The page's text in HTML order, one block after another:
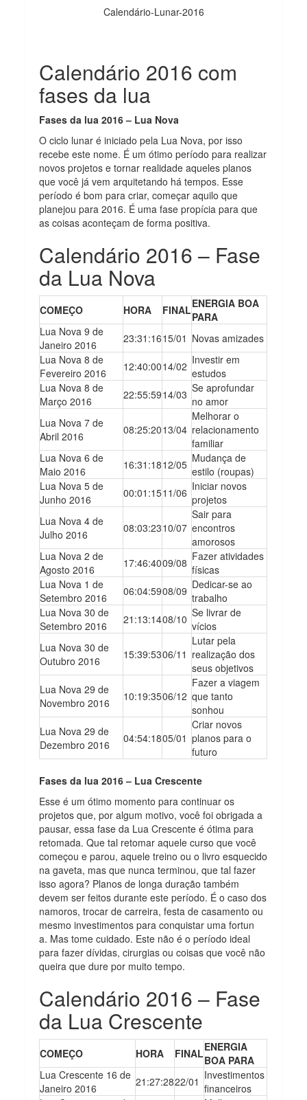
Calendário-Lunar-2016
Calendário 2016 com
fases da lua
Fases da lua 2016 – Lua Nova
O ciclo lunar é iniciado pela Lua Nova, por isso
recebe este nome. É um ótimo período para realizar
novos projetos e tornar realidade aqueles planos
que você já vem arquitetando há tempos. Esse
período é bom para criar, começar aquilo que
planejou para 2016. É uma fase propícia para que
as coisas aconteçam de forma positiva.
Calendário 2016 – Fase
da Lua Nova
COMEÇO HORA FINALENERGIA BOA
PARA
Lua Nova 9 de
Janeiro 2016
23:31:1615/01 Novas amizades
Lua Nova 8 de
Fevereiro 2016
12:40:0014/02 Investir em
estudos
Lua Nova 8 de
Março 2016
22:55:5914/03 Se aprofundar
no amor
Lua Nova 7 de
Abril 2016
08:25:2013/04
Melhorar o
relacionamento
familiar
Lua Nova 6 de
Maio 2016
16:31:1812/05 Mudança de
estilo (roupas)
Lua Nova 5 de
Junho 2016
00:01:1511/06 Iniciar novos
projetos
Lua Nova 4 de
Julho 2016
08:03:2310/07
Sair para
encontros
amorosos
Lua Nova 2 de
Agosto 2016
17:46:4009/08 Fazer atividades
físicas
Lua Nova 1 de
Setembro 2016
06:04:5908/09 Dedicar-se ao
trabalho
Lua Nova 30 de
Setembro 2016
21:13:1408/10 Se livrar de
vícios
Lua Nova 30 de
Outubro 2016
15:39:5306/11
Lutar pela
realização dos
seus objetivos
Lua Nova 29 de
Novembro 2016
10:19:3506/12
Fazer a viagem
que tanto
sonhou
Lua Nova 29 de
Dezembro 2016
04:54:1805/01
Criar novos
planos para o
futuro
Fases da lua 2016 – Lua Crescente
Esse é um ótimo momento para continuar os
projetos que, por algum motivo, você foi obrigada a
pausar, essa fase da Lua Crescente é ótima para
retomada. Que tal retomar aquele curso que você
começou e parou, aquele treino ou o livro esquecido
na gaveta, mas que nunca terminou, que tal fazer
isso agora? Planos de longa duração também
devem ser feitos durante este período. É o caso dos
namoros, trocar de carreira, festa de casamento ou
mesmo investimentos para conquistar uma fortun
a. Mas tome cuidado. Este não é o período ideal
para fazer dívidas, cirurgias ou coisas que você não
queira que dure por muito tempo.
Calendário 2016 – Fase
da Lua Crescente
COMEÇO HORA FINALENERGIA
BOA PARA
Lua Crescente 16 de
Janeiro 2016
21:27:2822/01 Investimentos
financeiros